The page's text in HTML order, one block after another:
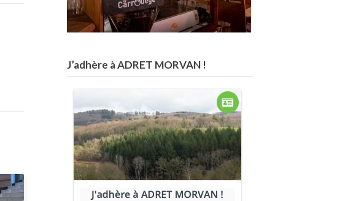
J’adhère à ADRET MORVAN !